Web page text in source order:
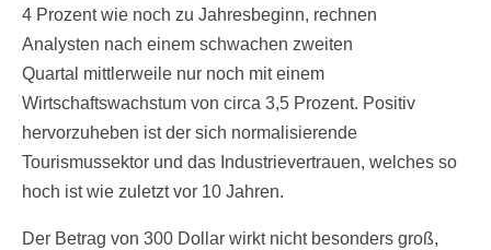
4 Prozent wie noch zu Jahresbeginn, rechnen
Analysten nach einem schwachen zweiten
Quartal mittlerweile nur noch mit einem
Wirtschaftswachstum von circa 3,5 Prozent. Positiv
hervorzuheben ist der sich normalisierende
Tourismussektor und das Industrievertrauen, welches so
hoch ist wie zuletzt vor 10 Jahren.
Der Betrag von 300 Dollar wirkt nicht besonders groß,